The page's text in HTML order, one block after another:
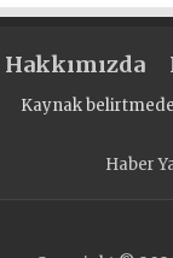
Hakkımızda
Kaynak
Haber